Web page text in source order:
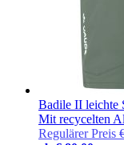
Badile II leichte
Mit recycelten
Regulärer Preis